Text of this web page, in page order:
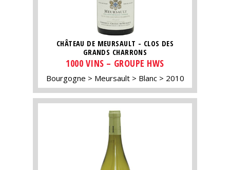
CHÂTEAU DE MEURSAULT - CLOS DES
GRANDS CHARRONS
1000 VINS – GROUPE HWS
Bourgogne Meursault Blanc 2010